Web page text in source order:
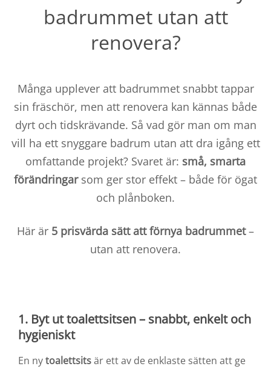
badrummet utan att
renovera?
Många upplever att badrummet snabbt tappar
sin fräschör, men att renovera kan kännas både
dyrt och tidskrävande. Så vad gör man om man
vill ha ett snyggare badrum utan att dra igång ett
omfattande projekt? Svaret är: små, smarta
förändringarsom ger stor effekt – både för ögat
och plånboken.
Här är 5 prisvärda sätt att förnya badrummet–
utan att renovera.
1. Byt ut toalettsitsen – snabbt, enkelt och
hygieniskt
En nytoalettsitsär ett av de enklaste sätten att ge